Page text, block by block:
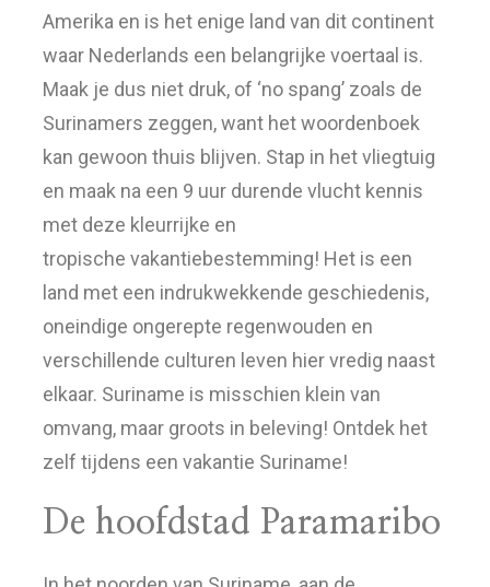
Amerika en is het enige land van dit continent
waar Nederlands een belangrijke voertaal is.
Maak je dus niet druk, of ‘no spang’ zoals de
Surinamers zeggen, want het woordenboek
kan gewoon thuis blijven. Stap in het vliegtuig
en maak na een 9 uur durende vlucht kennis
met deze kleurrijke en
tropische vakantiebestemming! Het is een
land met een indrukwekkende geschiedenis,
oneindige ongerepte regenwouden en
verschillende culturen leven hier vredig naast
elkaar. Suriname is misschien klein van
omvang, maar groots in beleving! Ontdek het
zelf tijdens een vakantie Suriname!
De hoofdstad Paramaribo